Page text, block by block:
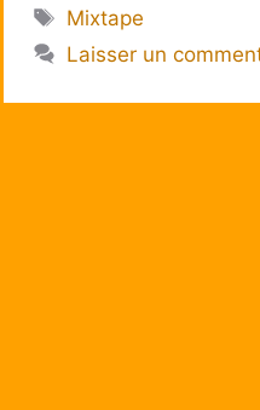
Étiquettes
Mixtape
Laisser un